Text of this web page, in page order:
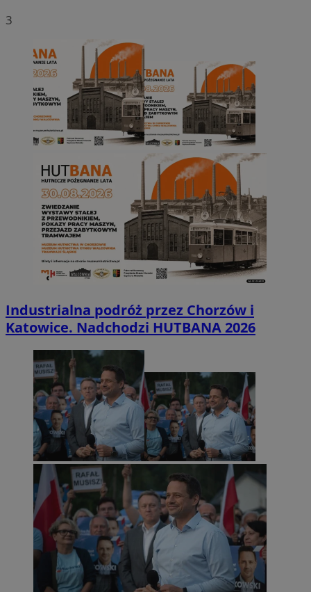
3
Industrialna podróż przez Chorzów i
Katowice. Nadchodzi HUTBANA 2026